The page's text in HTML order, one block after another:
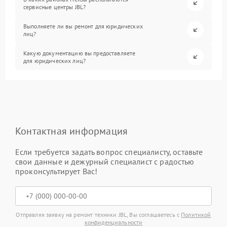
сервисные центры JBL?
Выполняете ли вы ремонт для юридических
лиц?
Какую документацию вы предоставляете
для юридических лиц?
Контактная информация
Если требуется задать вопрос специалисту, оставьте
свои данные и дежурный специалист с радостью
проконсультирует Вас!
Отправляя заявку на ремонт техники JBL, Вы соглашаетесь с Политикой
конфиденциальности